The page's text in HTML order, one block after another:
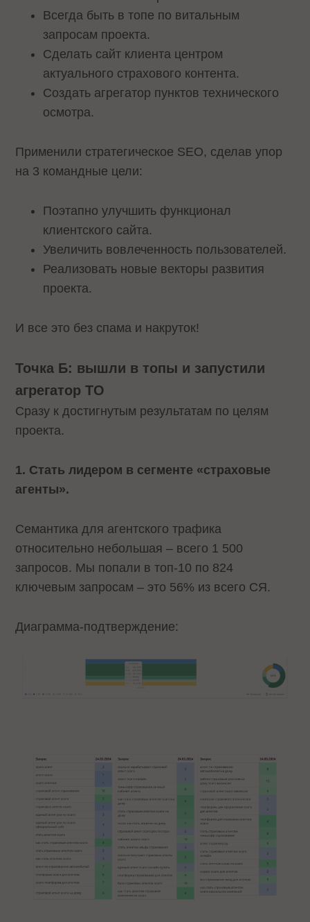
Всегда быть в топе по витальным
запросам проекта.
Сделать сайт клиента центром
актуального страхового контента.
Создать агрегатор пунктов технического
осмотра.
Применили стратегическое SEO, сделав упор
на 3 командные цели:
Поэтапно улучшить функционал
клиентского сайта.
Увеличить вовлеченность пользователей.
Реализовать новые векторы развития
проекта.
И все это без спама и накруток!
Точка Б: вышли в топы и запустили
агрегатор ТО
Сразу к достигнутым результатам по целям
проекта.
1. Стать лидером в сегменте «страховые
агенты».
Семантика для агентского трафика
относительно небольшая – всего 1 500
запросов. Мы попали в топ-10 по 824
ключевым запросам – это 56% из всего СЯ.
Диаграмма-подтверждение: